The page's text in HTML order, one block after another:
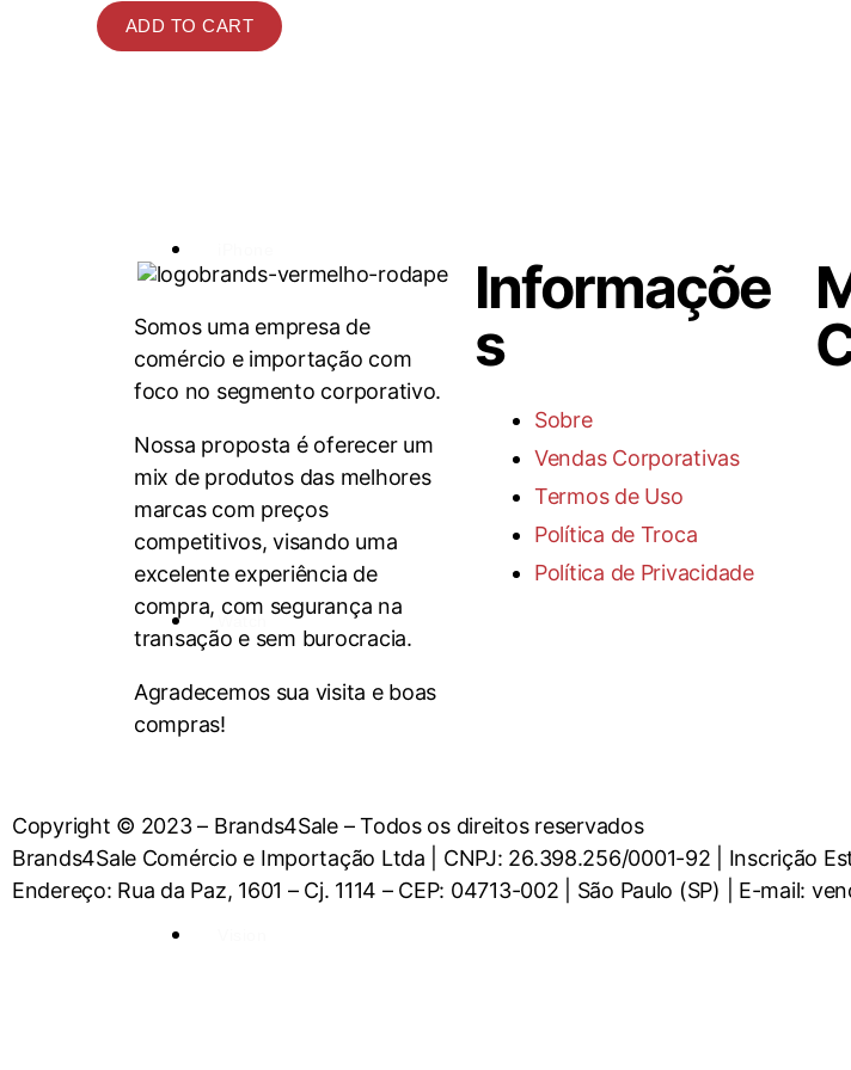
Watch
ADD TO CART
Somos uma empresa de
comércio e importação com
foco no segmento corporativo.
Nossa proposta é oferecer um
mix de produtos das melhores
marcas com preços
competitivos, visando uma
excelente experiência de
compra, com segurança na
transação e sem burocracia.
Agradecemos sua visita e boas
compras!
Informaçõe
s
Sobre
Vendas Corporativas
Termos de Uso
Política de Troca
Política de Privacidade
Copyright © 2023 – Brands4Sale – Todos os direitos reservados
Brands4Sale Comércio e Importação Ltda | CNPJ: 26.398.256/0001-92 | Inscrição
Endereço: Rua da Paz, 1601 – Cj. 1114 – CEP: 04713-002 | São Paulo (SP) | E-mail: